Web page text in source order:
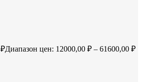
₽Диапазон цен: 12000,00 ₽ – 61600,00 ₽